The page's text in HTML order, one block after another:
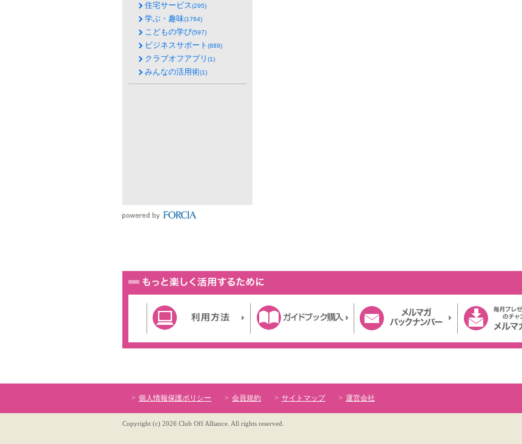
住宅サービス(295)
学ぶ・趣味(1764)
こどもの学び(597)
ビジネスサポート (889)
クラブオフアプリ (1)
みんなの活用術(1)
個人情報保護ポリシー 会員規約 サイトマップ 運営会社
Copyright (c) 2026 Club Off Alliance. All rights reserved.